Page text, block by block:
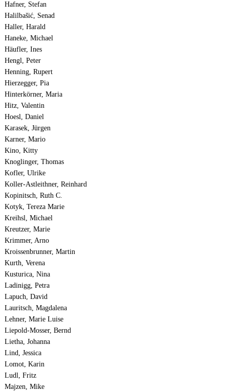
Hafner, Stefan
Halilbašić, Senad
Haller, Harald
Haneke, Michael
Häufler, Ines
Hengl, Peter
Henning, Rupert
Hierzegger, Pia
Hinterkörner, Maria
Hitz, Valentin
Hoesl, Daniel
Karasek, Jürgen
Karner, Mario
Kino, Kitty
Knoglinger, Thomas
Kofler, Ulrike
Koller-Astleithner, Reinhard
Kopinitsch, Ruth C.
Kotyk, Tereza Marie
Kreihsl, Michael
Kreutzer, Marie
Krimmer, Arno
Kroissenbrunner, Martin
Kurth, Verena
Kusturica, Nina
Ladinigg, Petra
Lapuch, David
Lauritsch, Magdalena
Lehner, Marie Luise
Liepold-Mosser, Bernd
Lietha, Johanna
Lind, Jessica
Lomot, Karin
Ludl, Fritz
Majzen, Mike